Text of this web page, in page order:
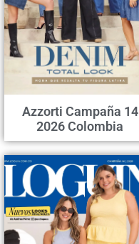
Azzorti Campaña 14
2026 Colombia